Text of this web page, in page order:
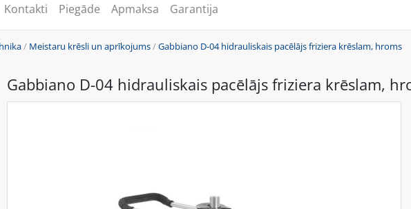
Kontakti Piegāde Apmaksa Garantija
/ Meistaru krēsli un aprīkojums/Gabbiano D-04 hidrauliskais pacēlājs friziera krēslam, hroms
Gabbiano D-04 hidrauliskais pacēlājs friziera krēslam,